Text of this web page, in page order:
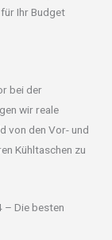
Ihr Budget
bei der
wir reale
von den Vor- und
Kühltaschen zu
– Die besten